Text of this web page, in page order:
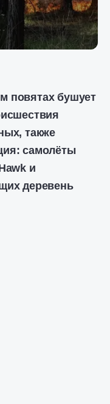
повятах бушует
также
самолёты
и
деревень